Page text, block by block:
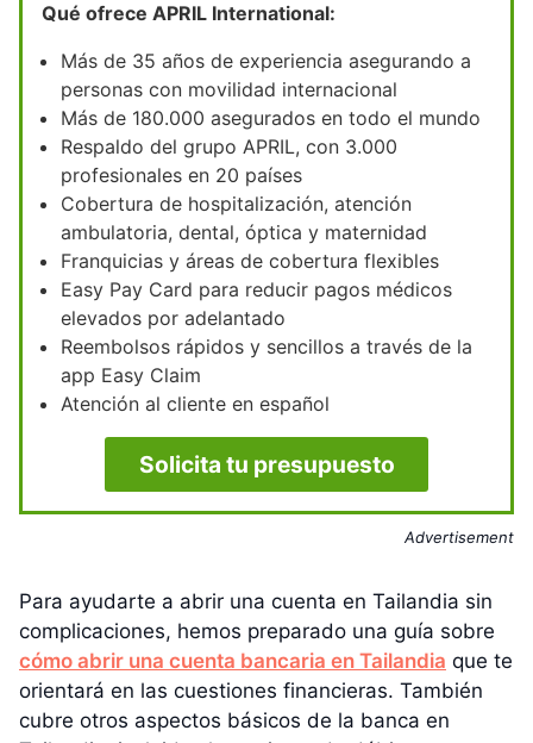
Qué ofrece APRIL International:
Más de 35 años de experiencia asegurando a
personas con movilidad internacional
Más de 180.000 asegurados en todo el mundo
Respaldo del grupo APRIL, con 3.000
profesionales en 20 países
Cobertura de hospitalización, atención
ambulatoria, dental, óptica y maternidad
Franquicias y áreas de cobertura flexibles
Easy Pay Card para reducir pagos médicos
elevados por adelantado
Reembolsos rápidos y sencillos a través de la
app Easy Claim
Atención al cliente en español
Solicita tu presupuesto
Advertisement
Para ayudarte a abrir una cuenta en Tailandia sin
complicaciones, hemos preparado una guía sobre
cómo abrir una cuenta bancaria en Tailandia que te
orientará en las cuestiones financieras. También
cubre otros aspectos básicos de la banca en